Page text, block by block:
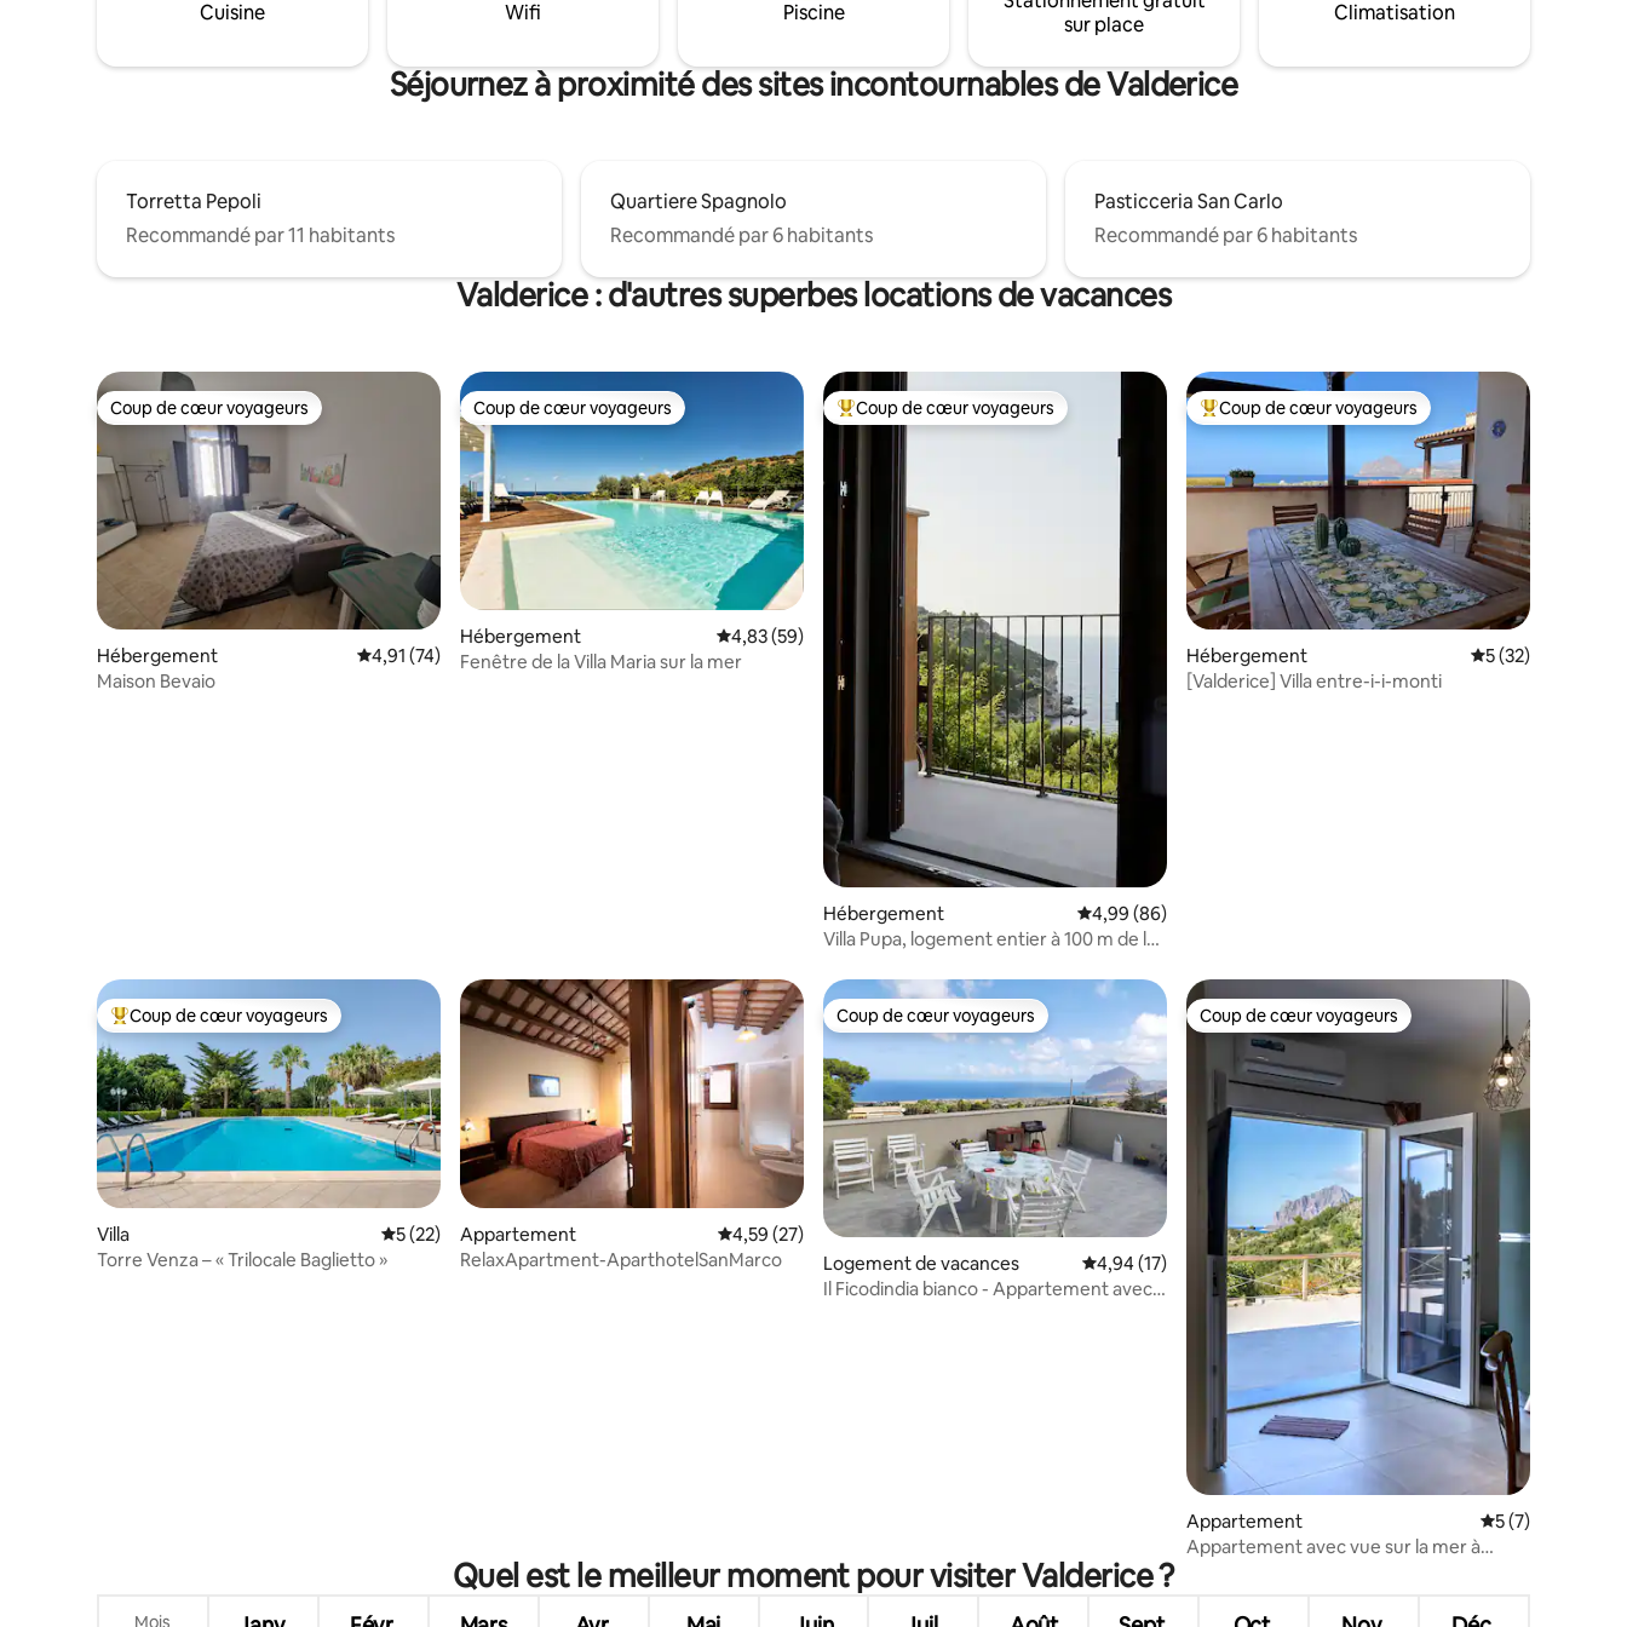
rencontrés que
de notre propre production Vues à
CIN IT081022C2IB8ZT5E5
Cuisine Wifi Piscine
sur place
Climatisation
Séjournez à proximité des sites incontournables de Valderice
Torretta Pepoli
Recommandé par 11 habitants
Quartiere Spagnolo
Recommandé par 6 habitants
Pasticceria San Carlo
Recommandé par 6 habitants
Valderice : d'autres superbes locations de vacances
Coup de cœur voyageurs
Coup de cœur voyageurs
Hébergement Évaluation moyenne sur la base de 74 commentaires : 4,91 sur 5
4,91 (74)
Maison Bevaio
Coup de cœur voyageurs
Coup de cœur voyageurs
Hébergement Évaluation moyenne sur la base de 59 commentaires : 4,83 sur 5
4,83 (59)
Fenêtre de la Villa Maria sur la mer
Coups de cœur voyageurs les plus appréciés
Coup de cœur voyageurs
Hébergement Évaluation moyenne sur la base de 86 commentaires : 4,99 sur 5
4,99 (86)
Villa Pupa, logement entier à 100 m de la
Coups de cœur voyageurs les plus appréciés
Coup de cœur voyageurs
Hébergement Évaluation
5 (32)
[Valderice] Villa entre-i-i-monti
Coups de cœur voyageurs les plus appréciés
Coup de cœur voyageurs
Villa Évaluation moyenne sur la base de 22 commentaires : 5 sur 5
5 (22)
Torre Venza – « Trilocale Baglietto »
Appartement Évaluation moyenne sur la base de 27 commentaires : 4,59 sur 5
4,59 (27)
RelaxApartment-AparthotelSanMarco
Coup de cœur voyageurs
Coup de cœur voyageurs
Logement de vacances Évaluation moyenne sur la base de 17 commentaires : 4,94 sur 5
4,94 (17)
Il Ficodindia bianco - Appartement avec
Coup de cœur voyageurs
Coup de cœur voyageurs
Appartement Évaluation
5 (7)
Appartement avec vue sur la mer à
Quel est le meilleur moment pour visiter Valderice ?
Mois